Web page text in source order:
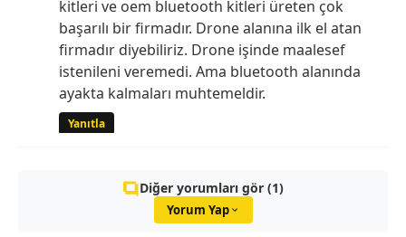
kitleri ve oem bluetooth kitleri üreten çok
başarılı bir firmadır. Drone alanına ilk el atan
firmadır diyebiliriz. Drone işinde maalesef
istenileni veremedi. Ama bluetooth alanında
ayakta kalmaları muhtemeldir.
Yanıtla
Diğer yorumları gör (1)
Yorum Yap